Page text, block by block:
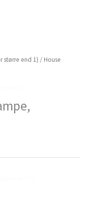
større end 1) / House